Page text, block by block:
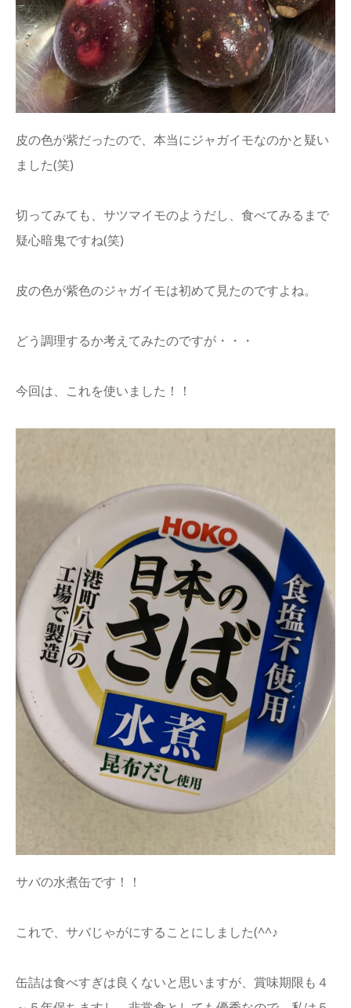
皮の色が紫だったので、本当にジャガイモなのかと疑い
ました(笑)
切ってみても、サツマイモのようだし、食べてみるまで
疑心暗鬼ですね(笑)
皮の色が紫色のジャガイモは初めて見たのですよね。
どう調理するか考えてみたのですが・・・
今回は、これを使いました！！
サバの水煮缶です！！
これで、サバじゃがにすることにしました(^^♪
缶詰は食べすぎは良くないと思いますが、賞味期限も４